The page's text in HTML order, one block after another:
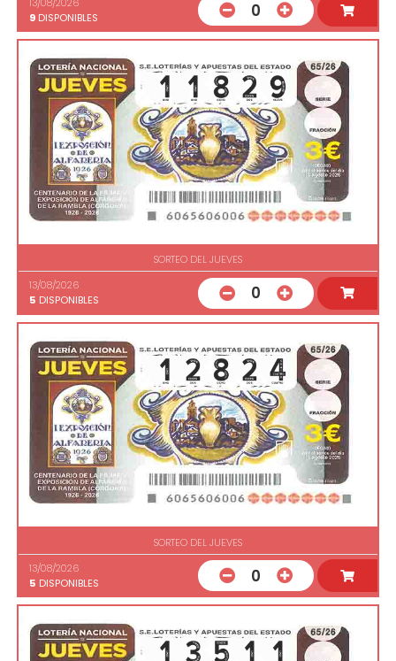
9 DISPONIBLES 0
SORTEO DEL JUEVES
13/08/2026
5 DISPONIBLES 0
SORTEO DEL JUEVES
13/08/2026
5 DISPONIBLES 0